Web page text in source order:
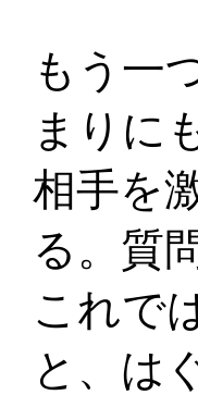
もう一
まりに
相手を
る。質
これで
と、は